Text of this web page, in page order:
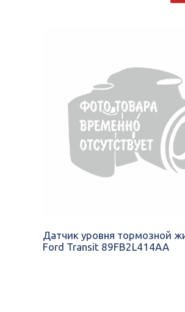
Датчик уровня тормозной
Ford Transit 89FB2L414AA